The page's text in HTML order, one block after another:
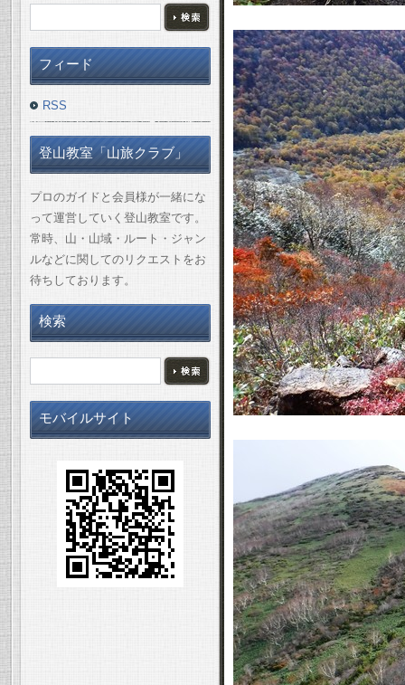
フィード
RSS
登山教室「山旅クラブ」
プロのガイドと会員様が一緒にな
って運営していく登山教室です。
常時、山・山域・ルート・ジャン
ルなどに関してのリクエストをお
待ちしております。
検索
モバイルサイト